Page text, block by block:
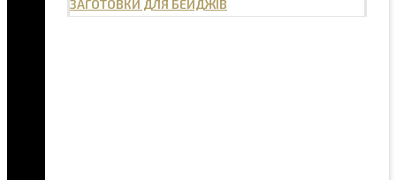
ЗАГОТОВКИ ДЛЯ БЕЙДЖІВ